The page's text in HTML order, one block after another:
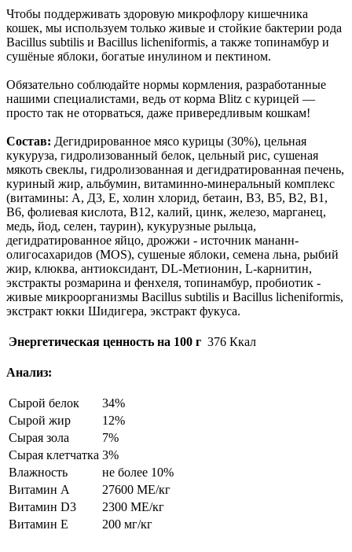
Чтобы поддерживать здоровую микрофлору кишечника
кошек, мы используем только живые и стойкие бактерии рода
Bacillus subtilis и Bacillus licheniformis, а также топинамбур и
сушёные яблоки, богатые инулином и пектином.
Обязательно соблюдайте нормы кормления, разработанные
нашими специалистами, ведь от корма Blitz с курицей —
просто так не оторваться, даже привередливым кошкам!
Состав: Дегидрированное мясо курицы (30%), цельная
кукуруза, гидролизованный белок, цельный рис, сушеная
мякоть свеклы, гидролизованная и дегидратированная печень,
куриный жир, альбумин, витаминно-минеральный комплекс
(витамины: А, Д3, Е, холин хлорид, бетаин, В3, В5, В2, В1,
В6, фолиевая кислота, В12, калий, цинк, железо, марганец,
медь, йод, селен, таурин), кукурузные рыльца,
дегидратированное яйцо, дрожжи - источник мананн-
олигосахаридов (MOS), сушеные яблоки, семена льна, рыбий
жир, клюква, антиоксидант, DL-Метионин, L-карнитин,
экстракты розмарина и фенхеля, топинамбур, пробиотик -
живые микроорганизмы Bacillus subtilis и Bacillus licheniformis,
экстракт юкки Шидигера, экстракт фукуса.
Энергетическая ценность на 100 г 376 Ккал
Анализ:
Сырой белок
34%
Сырой жир
12%
Сырая зола
7%
Сырая клетчатка 3%
Влажность
не более 10%
Витамин А
27600 МЕ/кг
Витамин D3
2300 МЕ/кг
Витамин Е
200 мг/кг